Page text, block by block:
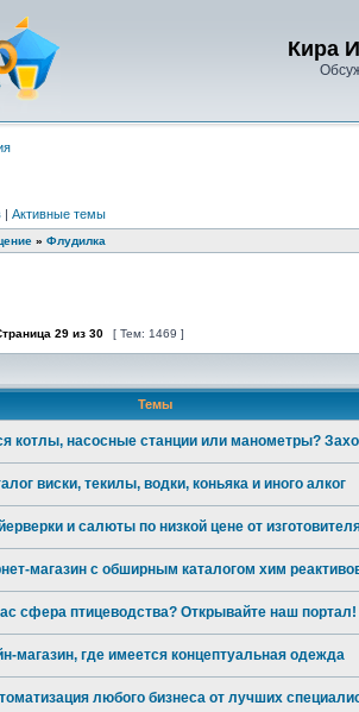
Кира
| Активные темы
» Флудилка
29 из 30 [ Тем: 1469 ]
Темы
котлы, насосные станции или манометры?
виски, текилы, водки, коньяка и иного алког
и салюты по низкой цене от
магазин с обширным каталогом хим
сфера птицеводства? Открывайте наш портал!
магазин, где имеется концептуальная одежда
любого бизнеса от лучших